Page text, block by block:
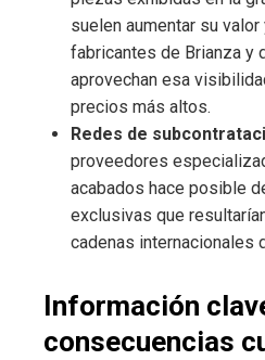
suelen aumentar su
fabricantes de Brianza y
aprovechan esa
precios más altos.
Redes de
proveedores
acabados hace posible
exclusivas que
cadenas internacionales
Información
consecuencias